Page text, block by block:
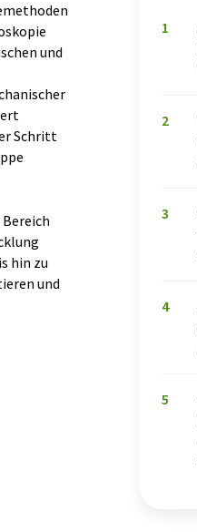
und
Schritt
hin zu
und
1
2
3
4
5